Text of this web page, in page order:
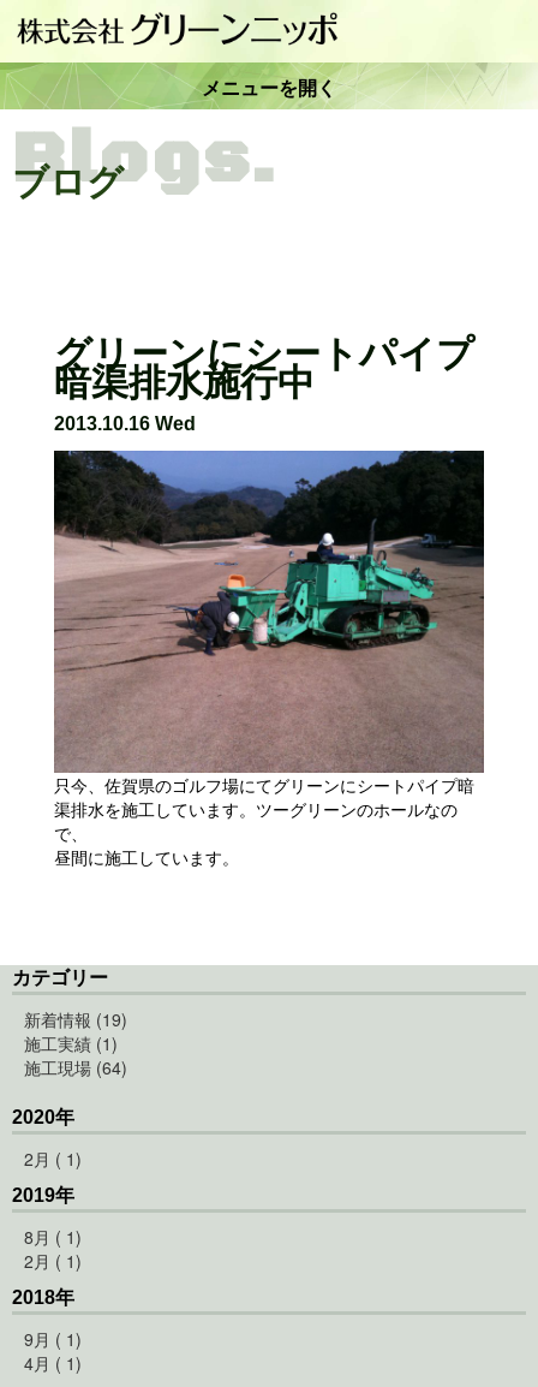
メニューを開く
Blogs.
ブログ
グリーンにシートパイプ
暗渠排水施行中
2013.10.16 Wed
只今、佐賀県のゴルフ場にてグリーンにシートパイプ暗
渠排水を施工しています。ツーグリーンのホールなの
で、
昼間に施工しています。
カテゴリー
新着情報 (19)
施工実績 (1)
施工現場 (64)
2020年
2月 ( 1)
2019年
8月 ( 1)
2月 ( 1)
2018年
9月 ( 1)
4月 ( 1)